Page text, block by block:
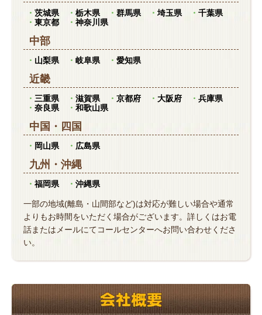
茨城県 栃木県 群馬県 埼玉県
千葉県
東京都
神奈川県
中部
山梨県 岐阜県 愛知県
近畿
三重県 滋賀県 京都府 大阪府
兵庫県
奈良県
和歌山県
中国 ・ 四国
岡山県 広島県
九州 ・ 沖縄
福岡県 沖縄県
一部の地域(離島・山間部など)は対応が難しい場合や通常
よりもお時間をいただく場合がございます。詳しくはお電
話またはメールにてコールセンターへお問い合わせくださ
い。